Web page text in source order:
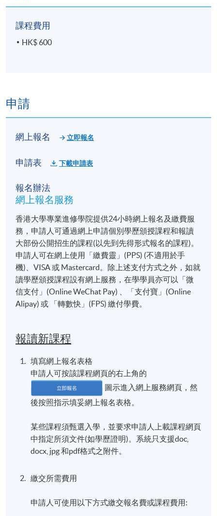
報名代碼
2440-1500NW
課程費用
HK$ 600
申請
網上報名 立即報名
申請表 下載申請表
報名辦法
網上報名服務
香港大學專業進修學院提供24小時網上報名及繳費服
務，申請人可通過網上申請個別學歷頒授課程和報讀
大部份公開招生的課程(以先到先得形式報名的課程)。
申請人可在網上使用「繳費靈」(PPS) (不適用於手
機)、VISA 或 Mastercard。除上述支付方式之外，如就
讀學歷頒授課程設有網上服務，在學學員亦可以「微
信支付」(Online WeChat Pay) 、「支付寶」(Online
Alipay) 或 「轉數快」(FPS) 繳付學費。
報讀新課程
填寫網上報名表格
申請人可按該課程網頁的右上角的
圖示進入網上服務網頁，然
後按照指示填妥網上報名表格。
某些課程須甄選入學，並要求申請人上載課程網頁
中指定所須文件(如學歷證明)。系統只支援doc,
docx, jpg 和pdf格式之附件。
繳交所需費用
申請人可使用以下方式繳交報名費或課程費用: